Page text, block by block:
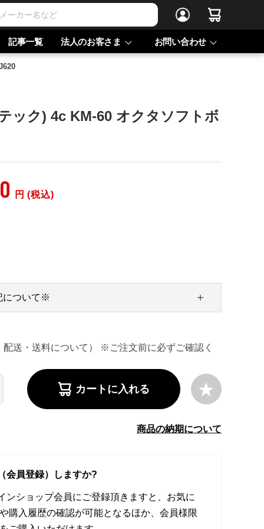
記事一覧 法人のお客さま お問い合わせ
ック) 4c KM-60 オクタソフトボ
円 (税込)
送・送料について） ※ご注文前に必ずご確認く
について※
カートに入れる
商品の納期について
会員登録）しますか?
ンショップ会員にご登録頂きますと、お気に
購入履歴の確認が可能となるほか、会員様限